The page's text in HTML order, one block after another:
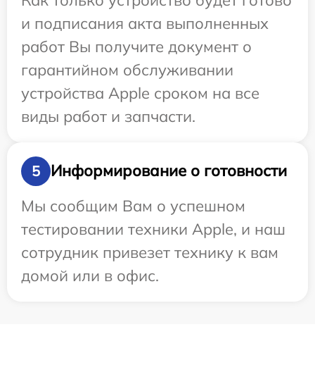
и подписания акта выполненных
работ Вы получите документ о
гарантийном обслуживании
устройства Apple сроком на все
виды работ и запчасти.
5
Информирование о готовности
Мы сообщим Вам о успешном
тестировании техники Apple, и наш
сотрудник привезет технику к вам
домой или в офис.